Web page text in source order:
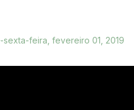
-sexta-feira, fevereiro 01, 2019